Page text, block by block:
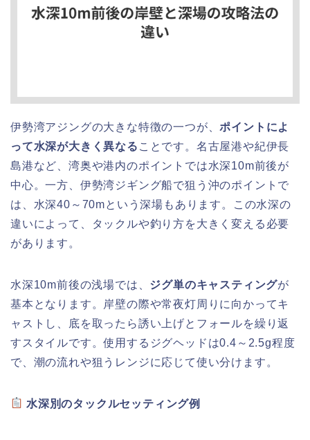
伊勢湾アジングの大きな特徴の一つが、ポイントによ
って水深が大きく異なる ことです。名古屋港や紀伊長
島港など、湾奥や港内のポイントでは水深10m前後が
中心。一方、伊勢湾ジギング船で狙う沖のポイントで
は、水深40～70mという深場もあります。この水深の
違いによって、タックルや釣り方を大きく変える必要
があります。
水深10m前後の浅場では、 ジグ単のキャスティングが
基本となります。岸壁の際や常夜灯周りに向かってキ
ャストし、底を取ったら誘い上げとフォールを繰り返
すスタイルです。使用するジグヘッドは0.4～2.5g程度
で、潮の流れや狙うレンジに応じて使い分けます。
水深別のタックルセッティング例